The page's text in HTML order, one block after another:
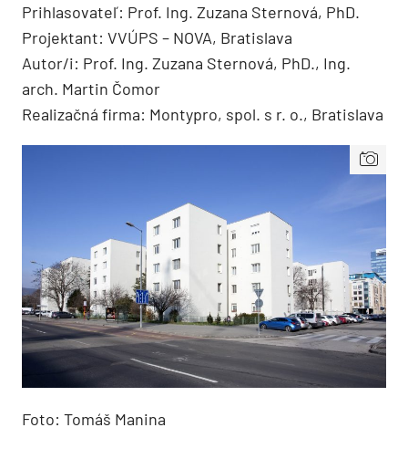
Prihlasovateľ: Prof. Ing. Zuzana Sternová, PhD.
Projektant: VVÚPS – NOVA, Bratislava
Autor/i: Prof. Ing. Zuzana Sternová, PhD., Ing.
arch. Martin Čomor
Realizačná firma: Montypro, spol. s r. o., Bratislava
Foto: Tomáš Manina